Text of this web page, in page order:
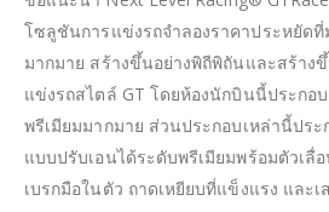
โซลูชันการแข่งรถจำลองราคาประหยัด
มากมาย สร้างขึ้นอย่างพิถีพิถันและสร้าง
แข่งรถสไตล์ GT โดยห้องนักบินนี้ประกอ
พรีเมียมมากมาย ส่วนประกอบเหล่านี้ประ
แบบปรับเอนได้ระดับพรีเมียมพร้อมตัวเลื่
เบรกมือในตัว ถาดเหยียบที่แข็งแรง และ